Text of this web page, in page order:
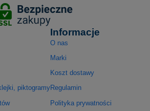
piktogramy
Informacje
O nas
Marki
Koszt dostawy
Regulamin
Polityka prywatności